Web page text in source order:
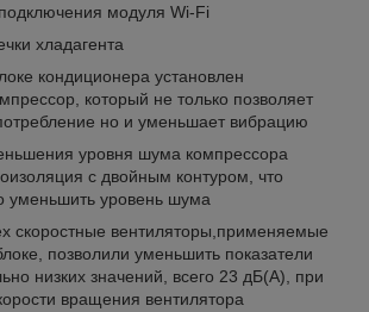
модуля Wi-Fi
хладагента
кондиционера установлен
который не только позволяет
но и уменьшает вибрацию
уровня шума компрессора
с двойным контуром, что
уменьшить уровень шума
скоростные вентиляторы,применяемые
позволили уменьшить показатели
низких значений, всего 23 дБ(А), при
вращения вентилятора